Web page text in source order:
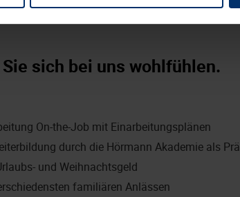
sich bei uns wohlfühlen.
On-the-Job mit Einarbeitungsplänen
durch die Hörmann Akademie als
und Weihnachtsgeld
familiären Anlässen